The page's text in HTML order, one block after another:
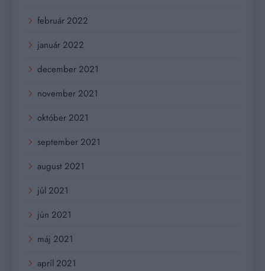
február 2022
január 2022
december 2021
november 2021
október 2021
september 2021
august 2021
júl 2021
jún 2021
máj 2021
apríl 2021